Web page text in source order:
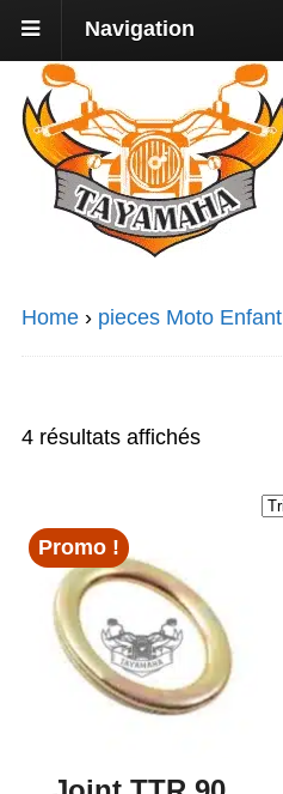
Navigation
Home › pieces Moto Enfant
4 résultats affichés
Promo !